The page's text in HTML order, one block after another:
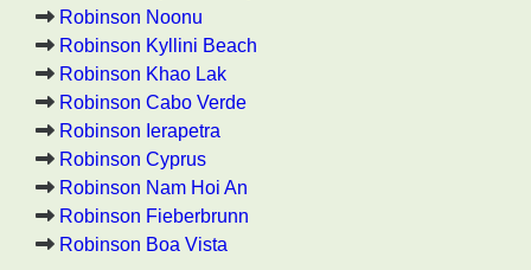
Robinson Noonu
Robinson Kyllini Beach
Robinson Khao Lak
Robinson Cabo Verde
Robinson Ierapetra
Robinson Cyprus
Robinson Nam Hoi An
Robinson Fieberbrunn
Robinson Boa Vista